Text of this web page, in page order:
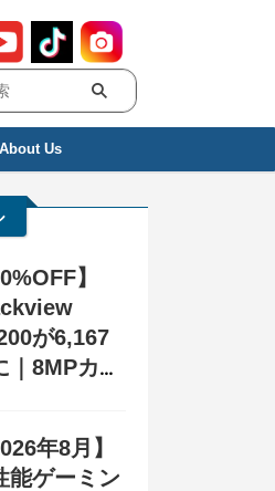
About Us
】
が6,167
｜8MPカメ
布中年8月】
能ゲーミン